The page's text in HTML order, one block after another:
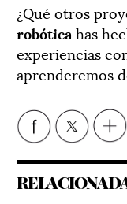
¿Qué otros
robótica has
experiencias
aprenderemos